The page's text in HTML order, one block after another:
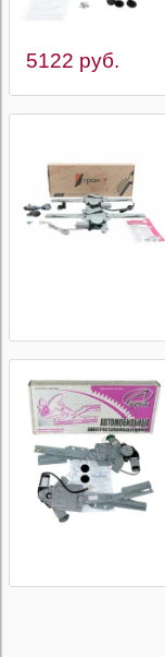
5122 руб.